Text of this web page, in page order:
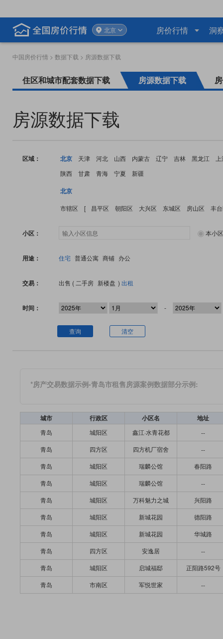
北京 房价行情 洞
中国房价行情 > 数据下载 > 房源数据下载
住区和城市配套数据下载 房源数据下载
房源数据下载
区域： 北京 天津 河北 山西 内蒙古 辽宁 吉林 黑龙江
陕西
甘肃 青海 宁夏 新疆
北京
市辖区 [ 昌平区 朝阳区 大兴区 东城区 房山区 丰
小区： 本小区
用途： 住宅 普通公寓 商铺 办公
交易： 出售 ( 二手房 新楼盘 ) 出租
时间： -
查询 清空
*房产交易数据示例-青岛市租售房源案例数据部分示例:
城市 行政区 小区名 地址
青岛 城阳区 鑫江·水青花都
--
青岛
四方区 四方机厂宿舍
--
青岛
城阳区 瑞麟公馆
春阳路
青岛
城阳区 瑞麟公馆
--
青岛
城阳区 万科魅力之城
兴阳路
青岛
城阳区 新城花园
德阳路
青岛
城阳区 新城花园
华城路
青岛
四方区 安逸居
--
青岛
城阳区 启城福邸
正阳路592号
青岛
市南区 军悦世家 --